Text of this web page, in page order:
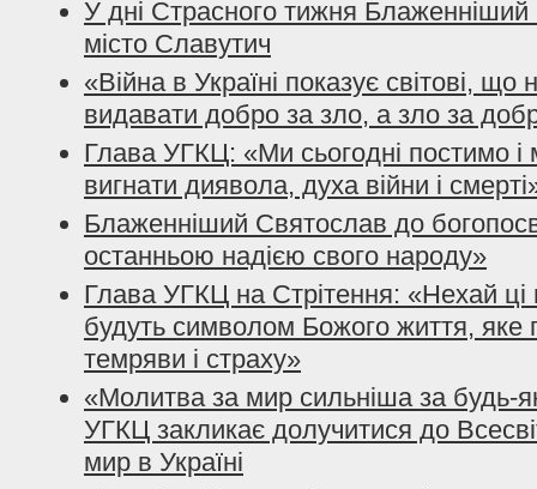
У дні Страсного тижня Блаженніший
місто Славутич
«Війна в Україні показує світові,
видавати добро за зло, а зло за
Глава УГКЦ: «Ми сьогодні постимо
вигнати диявола, духа війни і
Блаженніший Святослав до
останньою надією свого народу»
Глава УГКЦ на Стрітення: «Нехай ці
будуть символом Божого життя, яке
темряви і страху»
«Молитва за мир сильніша за будь-
УГКЦ закликає долучитися до
мир в Україні